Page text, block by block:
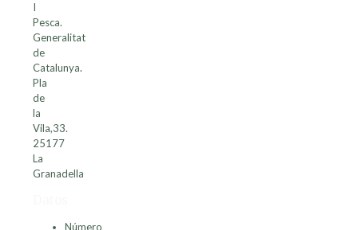
I
Pesca.
Generalitat
de
Catalunya.
Pla
de
la
Vila,33.
25177
La
Granadella
Número